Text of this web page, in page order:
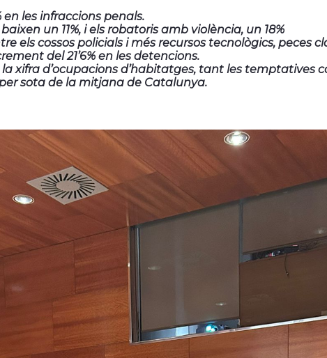
en les infraccions penals.
un 11%, i els robatoris amb violència, un 18%
els cossos policials i més recursos tecnològics, peces
del 21’6% en les detencions.
xifra d’ocupacions d’habitatges, tant les temptatives
sota de la mitjana de Catalunya.